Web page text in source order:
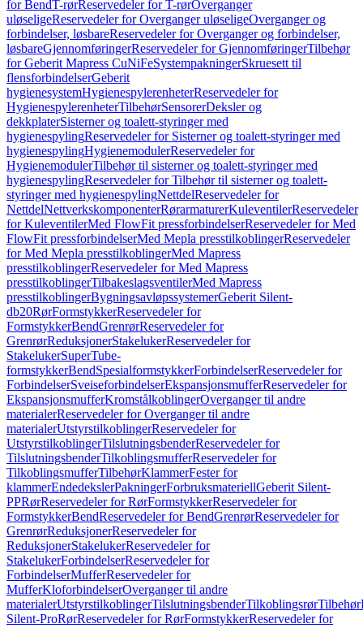
for BendT-rørReservedeler for T-rørOverganger
uløseligeReservedeler for Overganger uløseligeOverganger og
forbindelser, løsbareReservedeler for Overganger og forbindelser,
løsbareGjennomføringerReservedeler for GjennomføringerTilbehør
for Geberit Mapress CuNiFeSystempakningerSkruesett til
flensforbindelserGeberit
hygienesystemHygienespylerenheterReservedeler for
HygienespylerenheterTilbehørSensorerDeksler og
dekkplaterSisterner og toalett-styringer med
hygienespylingReservedeler for Sisterner og toalett-styringer med
hygienespylingHygienemodulerReservedeler for
HygienemodulerTilbehør til sisterner og toalett-styringer med
hygienespylingReservedeler for Tilbehør til sisterner og toalett-
styringer med hygienespylingNettdelReservedeler for
NettdelNettverkskomponenterRørarmaturerKuleventilerReservedeler
for KuleventilerMed FlowFit pressforbindelserReservedeler for Med
FlowFit pressforbindelserMed Mepla presstilkoblingerReservedeler
for Med Mepla presstilkoblingerMed Mapress
presstilkoblingerReservedeler for Med Mapress
presstilkoblingerTilbakeslagsventilerMed Mapress
presstilkoblingerBygningsavløpssystemerGeberit Silent-
db20RørFormstykkerReservedeler for
FormstykkerBendGrenrørReservedeler for
GrenrørReduksjonerStakelukerReservedeler for
StakelukerSuperTube-
formstykkerBendSpesialformstykkerForbindelserReservedeler for
ForbindelserSveiseforbindelserEkspansjonsmufferReservedeler for
EkspansjonsmufferKromstålkoblingerOverganger til andre
materialerReservedeler for Overganger til andre
materialerUtstyrstilkoblingerReservedeler for
UtstyrstilkoblingerTilslutningsbenderReservedeler for
TilslutningsbenderTilkoblingsmufferReservedeler for
TilkoblingsmufferTilbehørKlammerFester for
klammerEndedekslerPakningerForbruksmateriellGeberit Silent-
PPRørReservedeler for RørFormstykkerReservedeler for
FormstykkerBendReservedeler for BendGrenrørReservedeler for
GrenrørReduksjonerReservedeler for
ReduksjonerStakelukerReservedeler for
StakelukerForbindelserReservedeler for
ForbindelserMufferReservedeler for
MufferKloforbindelserOverganger til andre
materialerUtstyrstilkoblingerTilslutningsbenderTilkoblingsrørTilbehør
Silent-ProRørReservedeler for RørFormstykkerReservedeler for